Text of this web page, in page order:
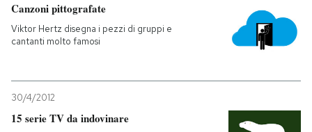
Canzoni pittografate
Viktor Hertz disegna i pezzi di gruppi e
cantanti molto famosi
30/4/2012
15 serie TV da indovinare